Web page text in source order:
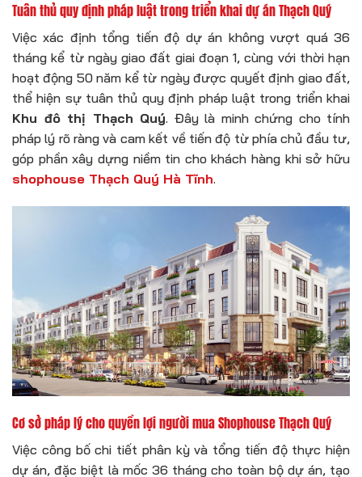
Tuân thủ quy định pháp luật trong triển khai dự án Thạch Quý
Việc xác định tổng tiến độ dự án không vượt quá 36
tháng kể từ ngày giao đất giai đoạn 1, cùng với thời hạn
hoạt động 50 năm kể từ ngày được quyết định giao đất,
thể hiện sự tuân thủ quy định pháp luật trong triển khai
Khu đô thị Thạch Quý. Đây là minh chứng cho tính
pháp lý rõ ràng và cam kết về tiến độ từ phía chủ đầu tư,
góp phần xây dựng niềm tin cho khách hàng khi sở hữu
shophouse Thạch Quý Hà Tĩnh.
Cơ sở pháp lý cho quyền lợi người mua Shophouse Thạch Quý
Việc công bố chi tiết phân kỳ và tổng tiến độ thực hiện
dự án, đặc biệt là mốc 36 tháng cho toàn bộ dự án, tạo